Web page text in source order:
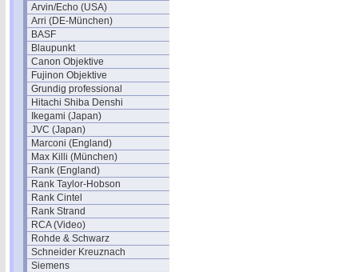
Arvin/Echo (USA)
Arri (DE-München)
BASF
Blaupunkt
Canon Objektive
Fujinon Objektive
Grundig professional
Hitachi Shiba Denshi
Ikegami (Japan)
JVC (Japan)
Marconi (England)
Max Killi (München)
Rank (England)
Rank Taylor-Hobson
Rank Cintel
Rank Strand
RCA (Video)
Rohde & Schwarz
Schneider Kreuznach
Siemens